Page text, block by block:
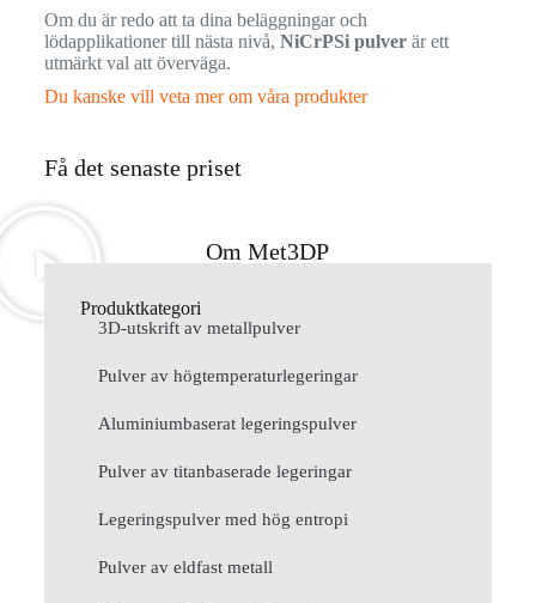
Om du är redo att ta dina beläggningar och
lödapplikationer till nästa nivå, NiCrPSi pulverär ett
utmärkt val att överväga.
Du kanske vill veta mer om våra produkter
Få det senaste priset
Om Met3DP
Produktkategori
3D-utskrift av metallpulver
Pulver av högtemperaturlegeringar
Aluminiumbaserat legeringspulver
Pulver av titanbaserade legeringar
Legeringspulver med hög entropi
Pulver av eldfast metall